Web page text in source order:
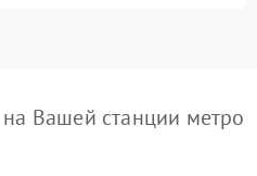
Вашей станции метро